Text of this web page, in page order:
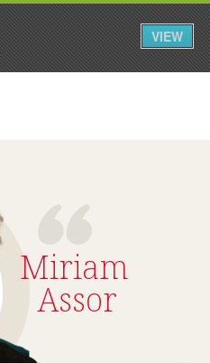
Assine Iniciar Sessão
Miriam
Assor
VIEW